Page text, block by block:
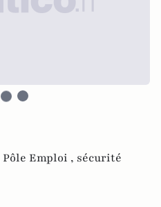
Pôle Emploi , sécurité